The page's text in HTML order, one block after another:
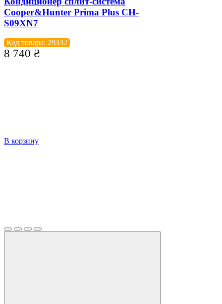
Cooper&Hunter Prima Plus CH-
S09XN7
Код товара: 29342
8 740 ₴
В корзину